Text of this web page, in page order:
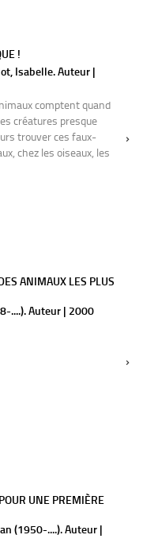
!
Isabelle. Auteur |
comptent quand
créatures presque
trouver ces faux-
chez les oiseaux, les
ANIMAUX LES PLUS
....). Auteur | 2000
UNE PREMIÈRE
(1950-....). Auteur |